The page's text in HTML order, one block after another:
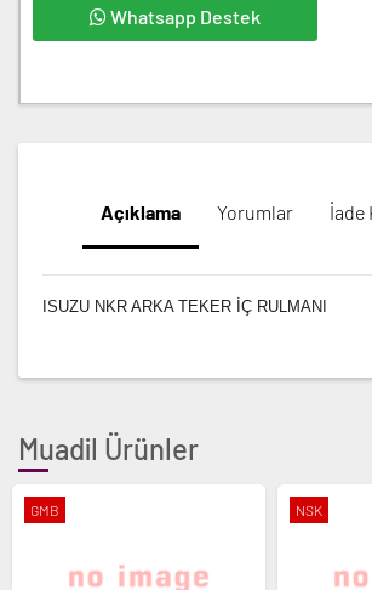
Whatsapp Destek
Açıklama Yorumlar İade
ISUZU NKR ARKA TEKER İÇ RULMANI
Muadil Ürünler
GMB NSK